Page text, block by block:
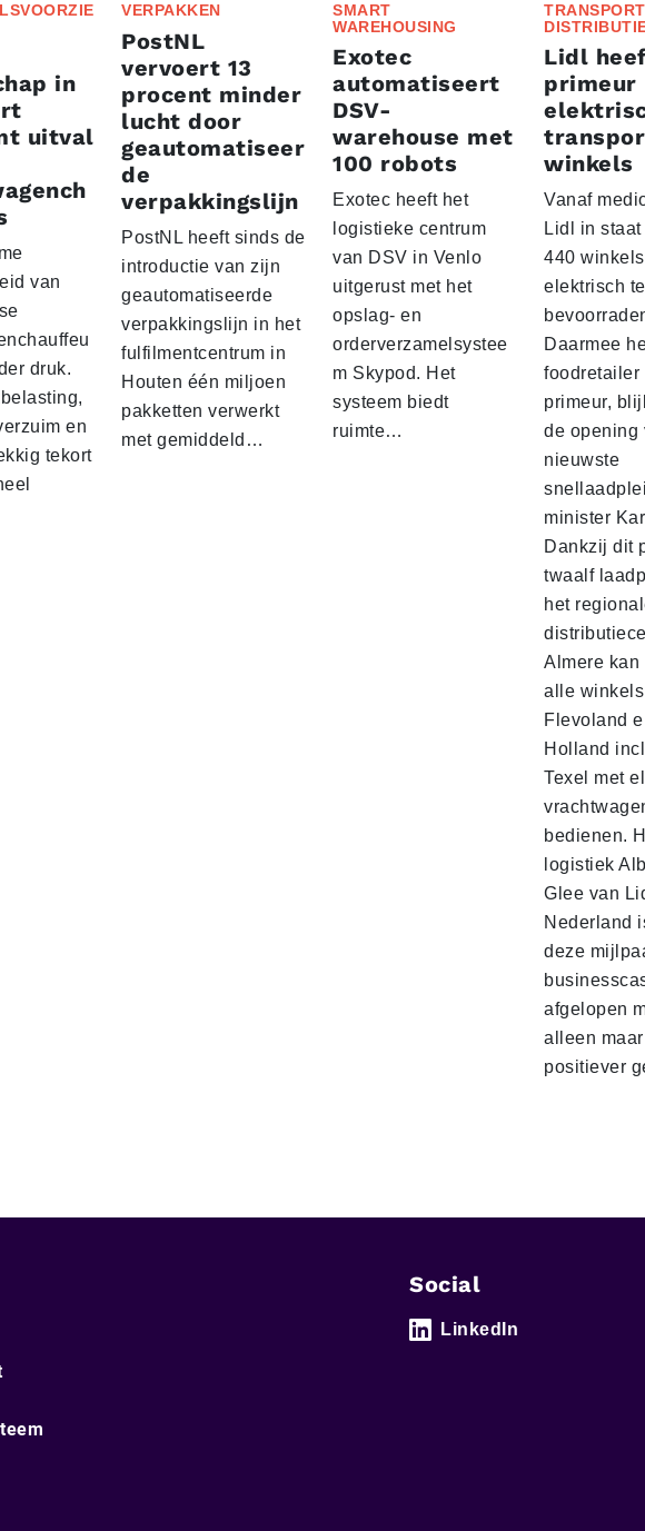
in
uitval
van
druk.
en
tekort
VERPAKKEN
PostNL
vervoert 13
procent minder
lucht door
geautomatiseer
de
verpakkingslijn
PostNL heeft sinds de
introductie van zijn
geautomatiseerde
verpakkingslijn in het
fulfilmentcentrum in
Houten één miljoen
pakketten verwerkt
met gemiddeld…
SMART
WAREHOUSING
Exotec
automatiseert
DSV-
warehouse met
100 robots
Exotec heeft het
logistieke centrum
van DSV in Venlo
uitgerust met het
opslag- en
orderverzamelsystee
m Skypod. Het
systeem biedt
ruimte…
Lidl
primeur
winkels
Vanaf
Lidl in
440 winkels
elektrisch te
Daarmee
foodretailer
primeur,
de opening
nieuwste
minister
Dankzij dit
twaalf
het
Almere
alle
Flevoland
Holland
Texel met
bedienen.
logistiek
Glee van
Nederland
deze
afgelopen
alleen maar
positiever
Social
LinkedIn